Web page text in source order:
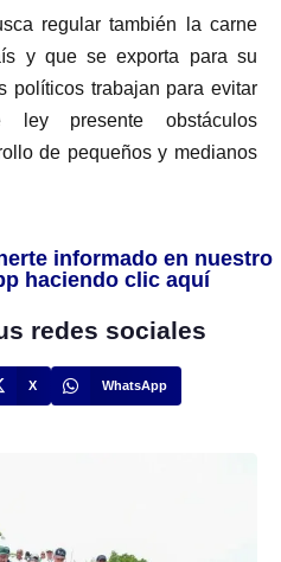
regular también la carne
y que se exporta para su
políticos trabajan para evitar
presente obstáculos
de pequeños y medianos
informado en nuestro
haciendo clic aquí
redes sociales
X WhatsApp